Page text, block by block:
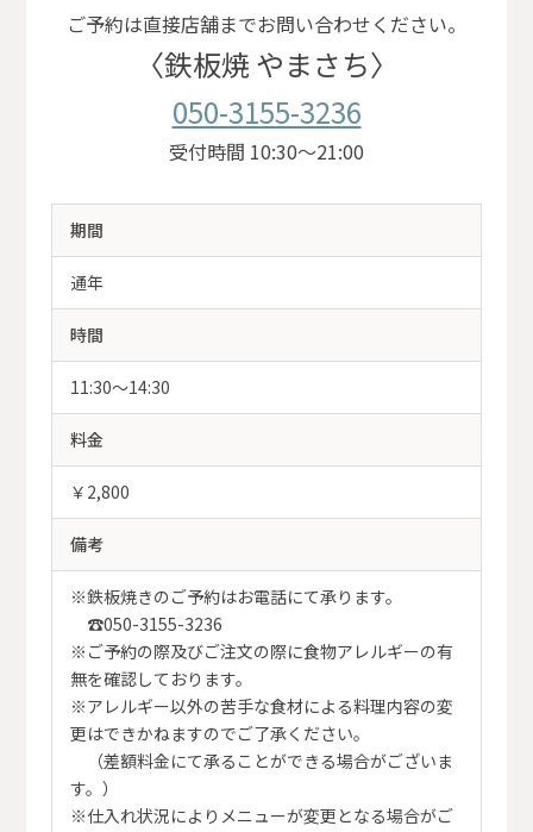
ご予約は直接店舗までお問い合わせください。
〈鉄板焼 やまさち〉
050-3155-3236
受付時間 10:30～21:00
期間
通年
時間
11:30～14:30
料金
￥2,800
備考
※鉄板焼きのご予約はお電話にて承ります。
☎050-3155-3236
※ご予約の際及びご注文の際に食物アレルギーの有
無を確認しております。
※アレルギー以外の苦手な食材による料理内容の変
更はできかねますのでご了承ください。
（差額料金にて承ることができる場合がございま
す。）
※仕入れ状況によりメニューが変更となる場合がご